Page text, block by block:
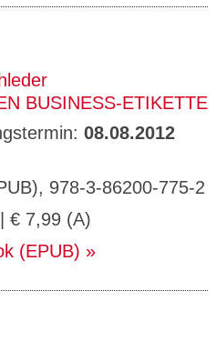
BUSINESS-ETIKETTE
08.08.2012
978-3-86200-775-2
| € 7,99 (A)
(EPUB)